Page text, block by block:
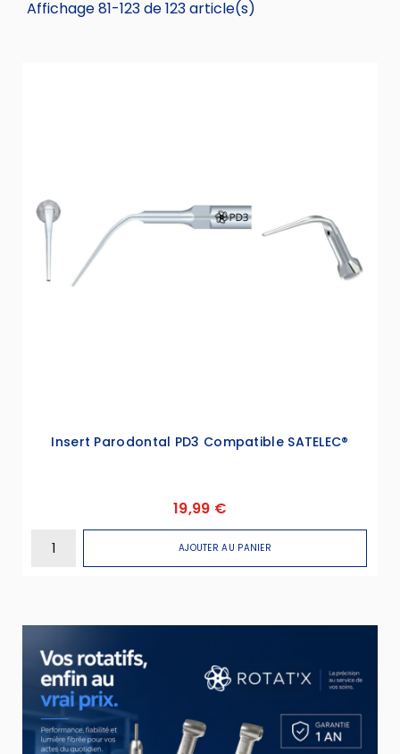
Affichage 81-123 de 123 article(s)
Insert Parodontal PD3 Compatible SATELEC®
19,99 €
AJOUTER AU PANIER